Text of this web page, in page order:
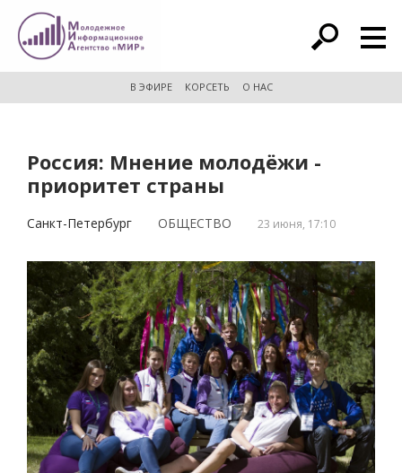
расширенный поиск
В ЭФИРЕ КОРСЕТЬ О НАС
Россия: Мнение молодёжи -
приоритет страны
Санкт-Петербург ОБЩЕСТВО 23 июня, 17:10